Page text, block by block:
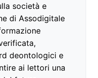
società e
di Assodigitale
deontologici e
ai lettori una